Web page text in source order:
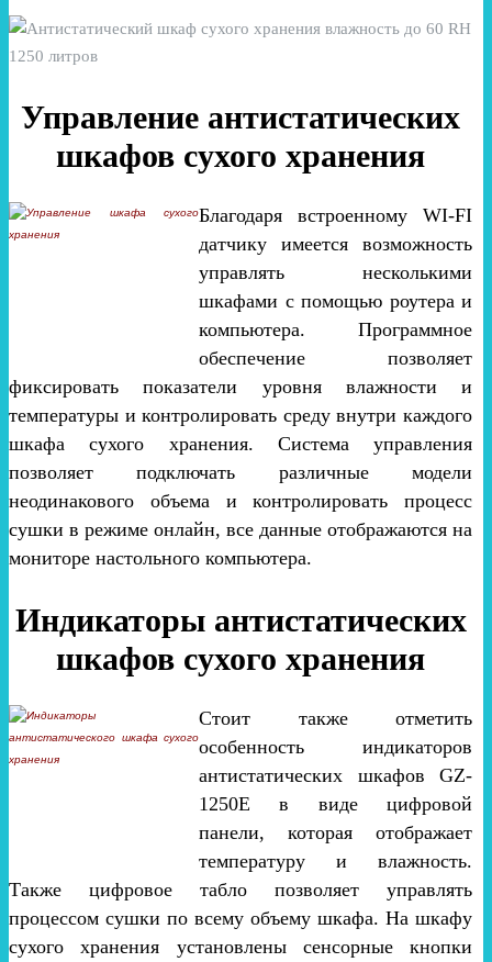
Управление антистатических
шкафов сухого хранения
Благодаря встроенному WI-FI
датчику имеется возможность
управлять несколькими
шкафами с помощью роутера и
компьютера. Программное
обеспечение позволяет
фиксировать показатели уровня влажности и
температуры и контролировать среду внутри каждого
шкафа сухого хранения. Система управления
позволяет подключать различные модели
неодинакового объема и контролировать процесс
сушки в режиме онлайн, все данные отображаются на
мониторе настольного компьютера.
Индикаторы антистатических
шкафов сухого хранения
Стоит также отметить
особенность индикаторов
антистатических шкафов GZ-
1250E в виде цифровой
панели, которая отображает
температуру и влажность.
Также цифровое табло позволяет управлять
процессом сушки по всему объему шкафа. На шкафу
сухого хранения установлены сенсорные кнопки